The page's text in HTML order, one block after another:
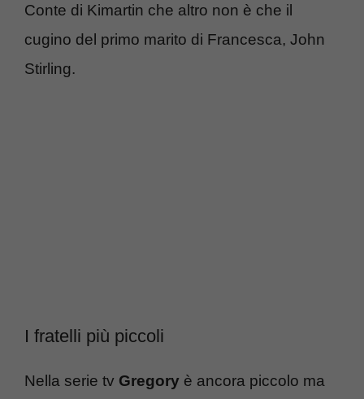
Conte di Kimartin che altro non è che il
cugino del primo marito di Francesca, John
Stirling.
I fratelli più piccoli
Nella serie tv Gregory è ancora piccolo ma